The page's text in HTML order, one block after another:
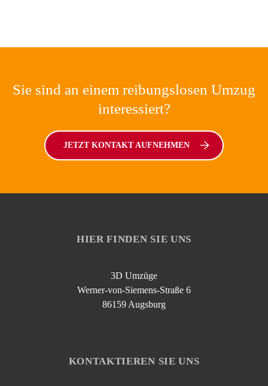
Sie sind an einem reibungslosen Umzug
interessiert?
JETZT KONTAKT AUFNEHMEN
HIER FINDEN SIE UNS
3D Umzüge
Werner-von-Siemens-Straße 6
86159 Augsburg
KONTAKTIEREN SIE UNS